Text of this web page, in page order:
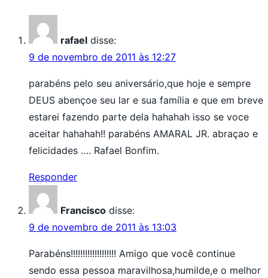
rafael disse:
9 de novembro de 2011 às 12:27
parabéns pelo seu aniversário,que hoje e sempre
DEUS abençoe seu lar e sua família e que em breve
estarei fazendo parte dela hahahah isso se voce
aceitar hahahah!! parabéns AMARAL JR. abraçao e
felicidades …. Rafael Bonfim.
Responder
Francisco disse:
9 de novembro de 2011 às 13:03
Parabéns!!!!!!!!!!!!!!!!!!! Amigo que você continue
sendo essa pessoa maravilhosa,humilde,e o melhor